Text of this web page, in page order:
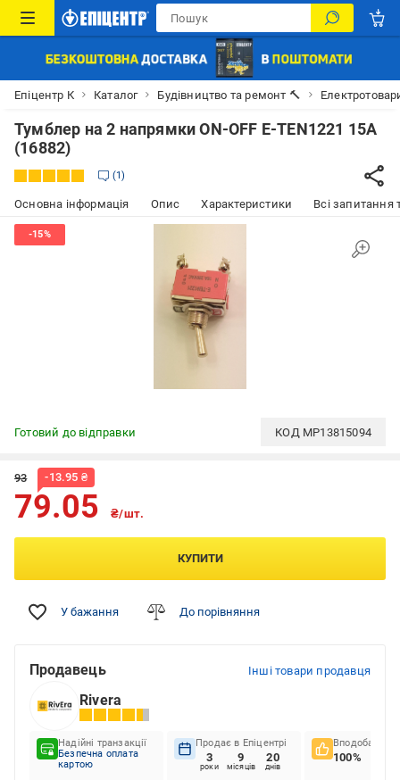
Епіцентр К Каталог Будівництво та ремонт 🔨
Тумблер на 2 напрямки ON-OFF E-TEN1221 15A
(16882)
1
Основна інформація Опис Характеристики Всі запитання
Готовий до відправки КОД MP13815094
93 -13.95 ₴
79.05 ₴/шт.
КУПИТИ
У бажання До порівняння
Продавець Інші товари продавця
Rivera
Надійні транзакції
Безпечна оплата
картою
Продає в Епіцентрі
3
роки
9
місяців
20
днів
Вподобання
100%